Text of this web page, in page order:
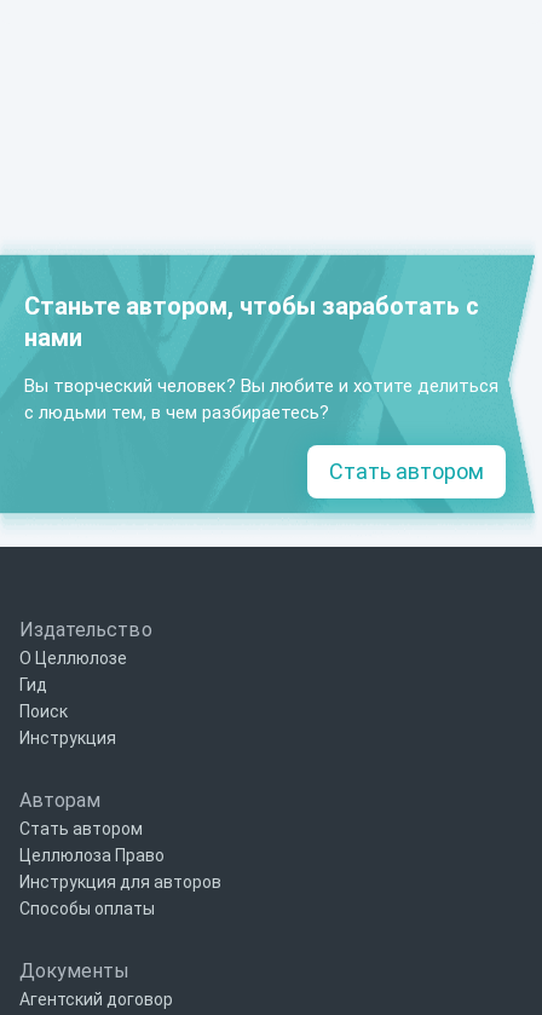
Станьте автором, чтобы заработать с
нами
Вы творческий человек? Вы любите и хотите делиться
с людьми тем, в чем разбираетесь?
Стать автором
Издательство
О Целлюлозе
Гид
Поиск
Инструкция
Авторам
Стать автором
Целлюлоза Право
Инструкция для авторов
Способы оплаты
Документы
Агентский договор